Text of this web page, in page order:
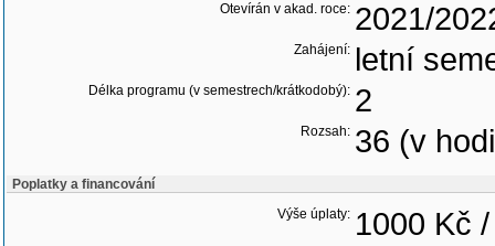
Otevírán v akad. roce: 2021/
Zahájení: letní
Délka programu (v semestrech/krátkodobý): 2
Rozsah: 36 (v
Poplatky a financování
Výše úplaty: 1000 Kč